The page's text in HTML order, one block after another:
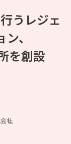
うレジェ
、
を創設
社